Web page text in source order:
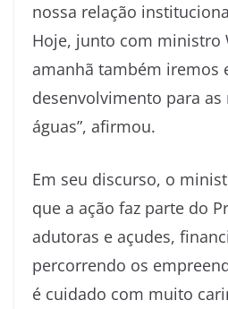
nossa relação
Hoje, junto com ministro
amanhã também iremos
desenvolvimento para
águas”, afirmou.
Em seu discurso, o
que a ação faz parte do
adutoras e açudes,
percorrendo os
é cuidado com muito